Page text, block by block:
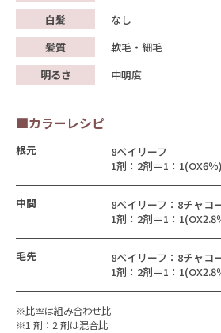
白髪
なし
髪質
軟毛・細毛
明るさ
中明度
■カラーレシピ
根元
8ベイリーフ
1剤：2剤＝1：1(OX6％)
中間
8ベイリーフ：8チャコ
1剤：2剤＝1：1(OX2.8
毛先
8ベイリーフ：8チャコ
1剤：2剤＝1：1(OX2.8
※比率は組み合わせ比
※1 剤：2 剤は混合比